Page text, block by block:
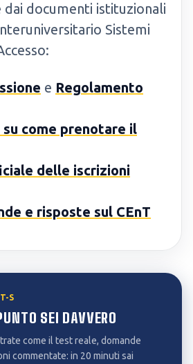
dai documenti istituzionali
Sistemi
e Regolamento
come prenotare il
delle iscrizioni
e risposte sul CEnT
S
SEI DAVVERO
come il test reale, domande
commentate: in 20 minuti sai